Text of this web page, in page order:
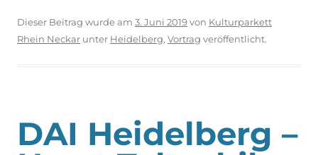
Dieser Beitrag wurde am 3. Juni 2019von Kulturparkett
Rhein Neckar unter Heidelberg, Vortrag veröffentlicht.
DAI Heidelberg –